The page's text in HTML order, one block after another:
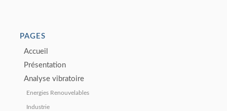
PAGES
Accueil
Présentation
Analyse vibratoire
Energies Renouvelables
Industrie